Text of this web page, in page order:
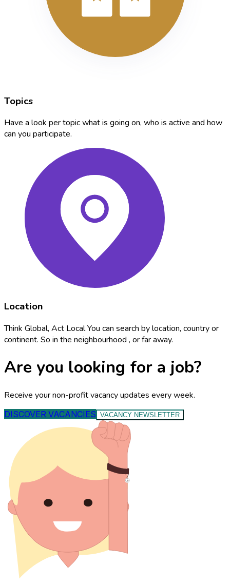
Topics
Have a look per topic what is going on, who is active and how
can you participate.
Location
Think Global, Act Local You can search by location, country or
continent. So in the neighbourhood , or far away.
Are you looking for a job?
Receive your non-profit vacancy updates every week.
DISCOVER VACANCIES VACANCY NEWSLETTER